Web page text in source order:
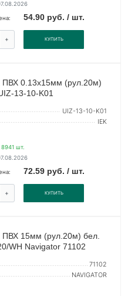
54.90 руб. / шт.
+ КУПИТЬ
ПВХ 0.13х15мм (рул.20м)
13-10-K01
UIZ-13-10-K01
IEK
шт.
72.59 руб. / шт.
+ КУПИТЬ
ПВХ 15мм (рул.20м) бел.
WH Navigator 71102
71102
NAVIGATOR